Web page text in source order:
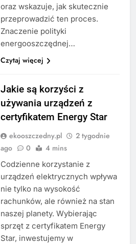
oraz wskazuje, jak skutecznie
przeprowadzić ten proces.
Znaczenie polityki
energooszczędnej…
Czytaj więcej
Jakie są korzyści z
używania urządzeń z
certyfikatem Energy Star
ekooszczedny.pl
2 tygodnie
ago
0 4 mins
Codzienne korzystanie z
urządzeń elektrycznych wpływa
nie tylko na wysokość
rachunków, ale również na stan
naszej planety. Wybierając
sprzęt z certyfikatem Energy
Star, inwestujemy w